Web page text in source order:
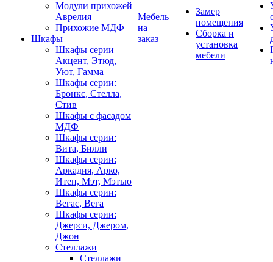
Модули прихожей
Аврелия
Прихожие МДФ
Шкафы
Шкафы серии
Акцент, Этюд,
Уют, Гамма
Шкафы серии:
Бронкс, Стелла,
Стив
Шкафы с фасадом
МДФ
Шкафы серии:
Вита, Билли
Шкафы серии:
Аркадия, Арко,
Итен, Мэт, Мэтью
Шкафы серии:
Вегас, Вега
Шкафы серии:
Джерси, Джером,
Джон
Стеллажи
Стеллажи
Мебель
на
заказ
Замер
помещения
Сборка и
установка
мебели